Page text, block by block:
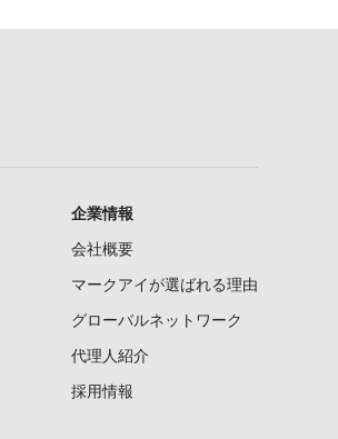
企業情報
会社概要
マークアイが選ばれる理由
グローバルネットワーク
代理人紹介
採用情報